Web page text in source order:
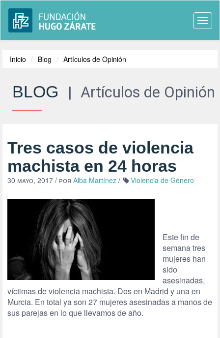
Inicio Blog Artículos de Opinión
BLOG | Artículos de Opinión
Tres casos de violencia
machista en 24 horas
30 mayo, 2017 / por Alba Martínez / Violencia de Género
Este fin de
semana tres
mujeres han
sido
asesinadas,
víctimas de violencia machista. Dos en Madrid y una en
Murcia. En total ya son 27 mujeres asesinadas a manos de
sus parejas en lo que llevamos de año.